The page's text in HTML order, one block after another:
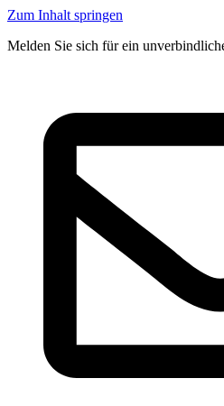
Zum Inhalt springen
Melden Sie sich für ein